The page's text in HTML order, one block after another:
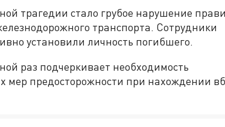
трагедии стало грубое нарушение
транспорта. Сотрудники
установили личность погибшего.
раз подчеркивает необходимость
мер предосторожности при нахождении